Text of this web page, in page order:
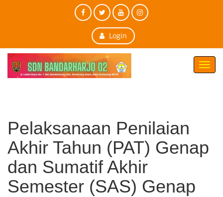
Login
Pelaksanaan Penilaian
Akhir Tahun (PAT) Genap
dan Sumatif Akhir
Semester (SAS) Genap